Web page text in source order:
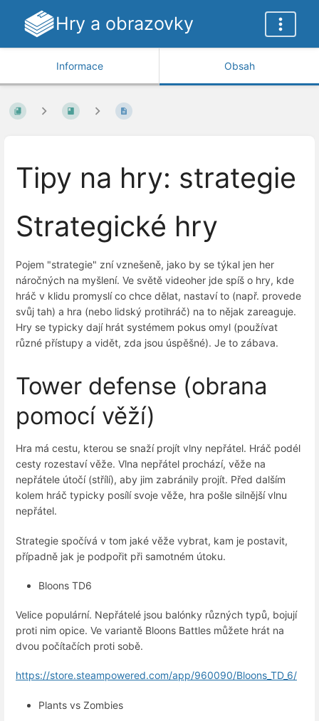
Hry a obrazovky
Informace Obsah
Tipy na hry: strategie
Strategické hry
Pojem "strategie" zní vznešeně, jako by se týkal jen her
náročných na myšlení. Ve světě videoher jde spíš o hry, kde
hráč v klidu promyslí co chce dělat, nastaví to (např. provede
svůj tah) a hra (nebo lidský protihráč) na to nějak zareaguje.
Hry se typicky dají hrát systémem pokus omyl (používat
různé přístupy a vidět, zda jsou úspěšné). Je to zábava.
Tower defense (obrana
pomocí věží)
Hra má cestu, kterou se snaží projít vlny nepřátel. Hráč podél
cesty rozestaví věže. Vlna nepřátel prochází, věže na
nepřátele útočí (střílí), aby jim zabránily projít. Před dalším
kolem hráč typicky posílí svoje věže, hra pošle silnější vlnu
nepřátel.
Strategie spočívá v tom jaké věže vybrat, kam je postavit,
případně jak je podpořit při samotném útoku.
Bloons TD6
Velice populární. Nepřátelé jsou balónky různých typů, bojují
proti nim opice. Ve variantě Bloons Battles můžete hrát na
dvou počítačích proti sobě.
https://store.steampowered.com/app/960090/Bloons_TD_6/
Plants vs Zombies